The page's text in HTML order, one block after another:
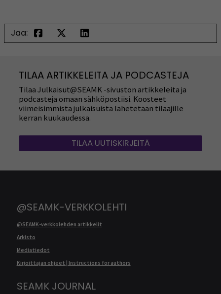
Jaa:
TILAA ARTIKKELEITA JA PODCASTEJA
Tilaa Julkaisut@SEAMK -sivuston artikkeleita ja
podcasteja omaan sähköpostiisi. Koosteet
viimeisimmistä julkaisuista lähetetään tilaajille
kerran kuukaudessa.
TILAA UUTISKIRJEITÄ
@SEAMK-VERKKOLEHTI
@SEAMK-verkkolehden artikkelit
Arkisto
Mediatiedot
Kirjoittajan ohjeet | Instructions for authors
SEAMK JOURNAL